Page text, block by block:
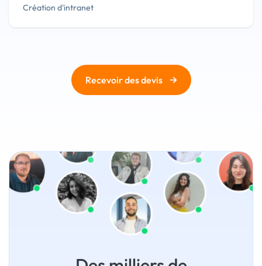
Création d'intranet
Recevoir des devis →